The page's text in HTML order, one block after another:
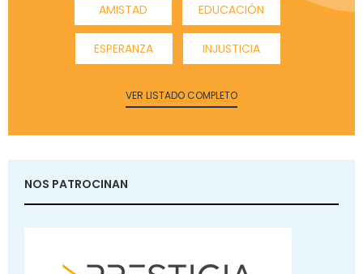
AMISTAD EDUCACIÓN
ESPERANZA INJUSTICIA
VER LISTADO COMPLETO
NOS PATROCINAN